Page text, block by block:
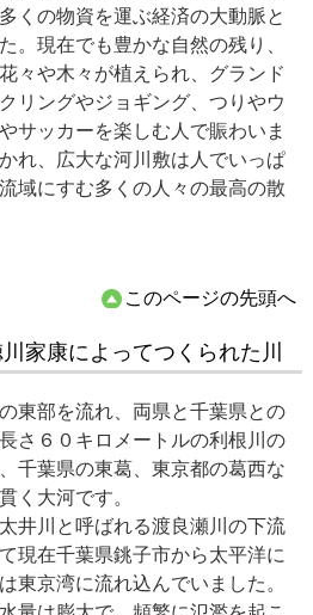
くの物資を運ぶ経済の大動脈と
。現在でも豊かな自然の残り、
々や木々が植えられ、グランド
リングやジョギング、つりやウ
サッカーを楽しむ人で賑わいま
れ、広大な河川敷は人でいっぱ
域にすむ多くの人々の最高の散
このページの先頭へ
家康によってつくられた川
東部を流れ、両県と千葉県との
さ６０キロメートルの利根川の
千葉県の東葛、東京都の葛西な
く大河です。
井川と呼ばれる渡良瀬川の下流
現在千葉県銚子市から太平洋に
東京湾に流れ込んでいました。